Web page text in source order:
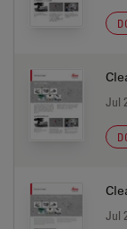
Jul
Jul